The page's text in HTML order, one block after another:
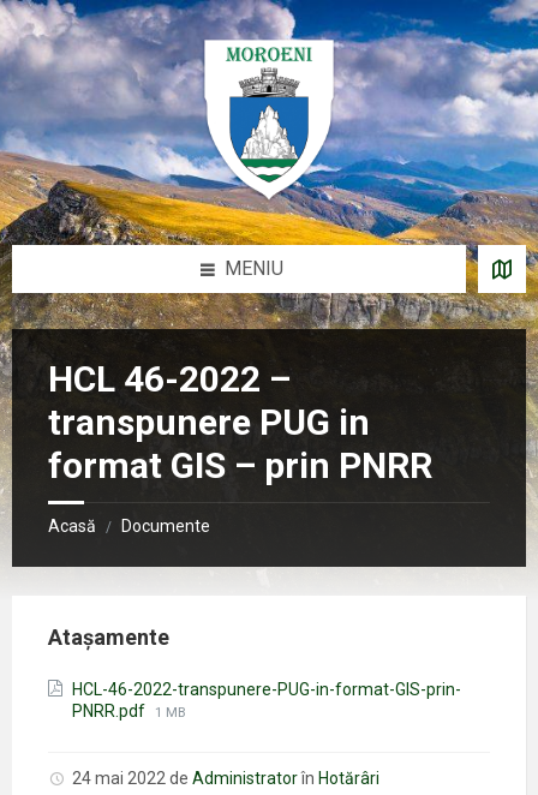
Sari
la
conținut
Salt
la
bara
laterală
stângă
Salt
la
bara
laterală
dreaptă
Salt
la
subsol
MENIU
HCL 46-2022 –
transpunere PUG in
format GIS – prin PNRR
Acasă / Documente
Atașamente
HCL-46-2022-transpunere-PUG-in-format-GIS-prin-
PNRR.pdf Mărimea
1 MB
24 mai 2022 de Administratorîn Hotărâri